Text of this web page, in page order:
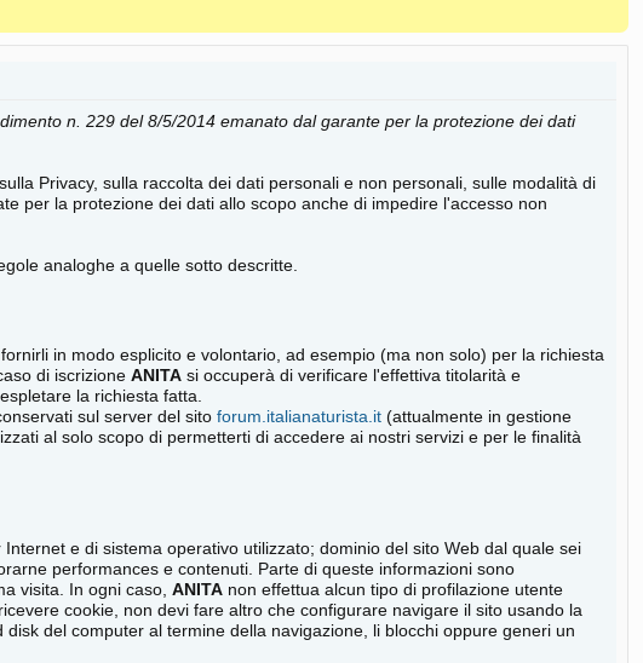
n. 229 del 8/5/2014 emanato dal garante per la protezione dei dati
Privacy, sulla raccolta dei dati personali e non personali, sulle modalità di
per la protezione dei dati allo scopo anche di impedire l'accesso non
analoghe a quelle sotto descritte.
in modo esplicito e volontario, ad esempio (ma non solo) per la richiesta
di iscrizione ANITA si occuperà di verificare l'effettiva titolarità e
la richiesta fatta.
sul server del sito forum.italianaturista.it (attualmente in gestione
al solo scopo di permetterti di accedere ai nostri servizi e per le finalità
e di sistema operativo utilizzato; dominio del sito Web dal quale sei
performances e contenuti. Parte di queste informazioni sono
visita. In ogni caso, ANITA non effettua alcun tipo di profilazione utente
cookie, non devi fare altro che configurare navigare il sito usando la
del computer al termine della navigazione, li blocchi oppure generi un